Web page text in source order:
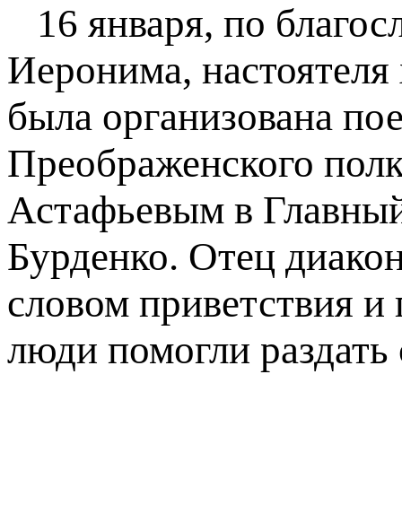
16 января, по
Иеронима,
была организована
Преображенского
Астафьевым в
Бурденко. Отец
словом приветствия
люди помогли